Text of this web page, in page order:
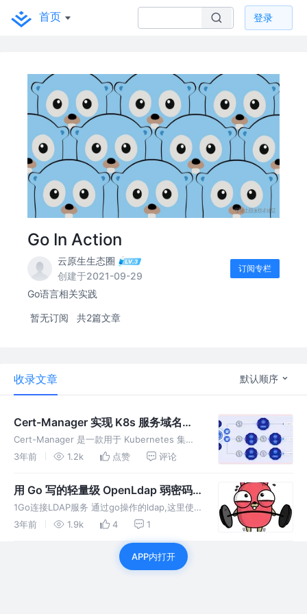
首页 登录
Go In Action
云原生生态圈
创建于2021-09-29
订阅专栏
Go语言相关实践
暂无订阅 共2篇文章
收录文章 默认顺序
Cert-Manager 实现 K8s 服务域名证
书自动化续签
Cert-Manager 是一款用于 Kubernetes 集群
中自动化管理 TLS 证书的开源工具，它使用了
让证书的创建、更新和删除
3年前 1.2k 点赞 评论
用 Go 写的轻量级 OpenLdap 弱密码
检测工具
1Go连接LDAP服务 通过go操作的ldap,这里使
用到的是go-ldap[1]包，该包基本上实现了ldap
除、修改用户信息等，支持条件检索的lda
3年前 1.9k 4 1
APP内打开